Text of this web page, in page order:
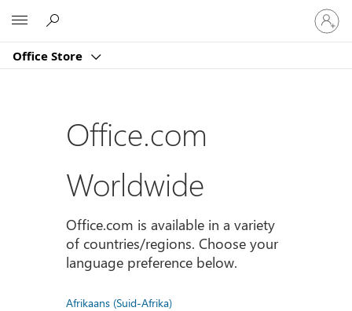
Office Store
Sign
in
to
account
Office.com
Worldwide
Office.com is available in a variety
of countries/regions. Choose your
language preference below.
Afrikaans (Suid-Afrika)